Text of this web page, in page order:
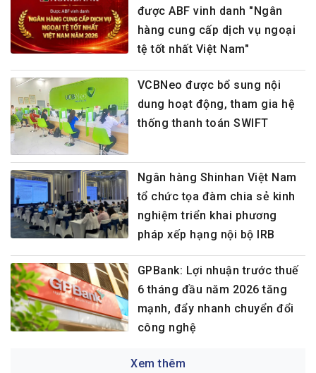
được ABF vinh danh "Ngân
hàng cung cấp dịch vụ ngoại
tệ tốt nhất Việt Nam"
VCBNeo được bổ sung nội
dung hoạt động, tham gia hệ
thống thanh toán SWIFT
Ngân hàng Shinhan Việt Nam
tổ chức tọa đàm chia sẻ kinh
nghiệm triển khai phương
pháp xếp hạng nội bộ IRB
GPBank: Lợi nhuận trước thuế
6 tháng đầu năm 2026 tăng
mạnh, đẩy nhanh chuyển đổi
công nghệ
Xem thêm